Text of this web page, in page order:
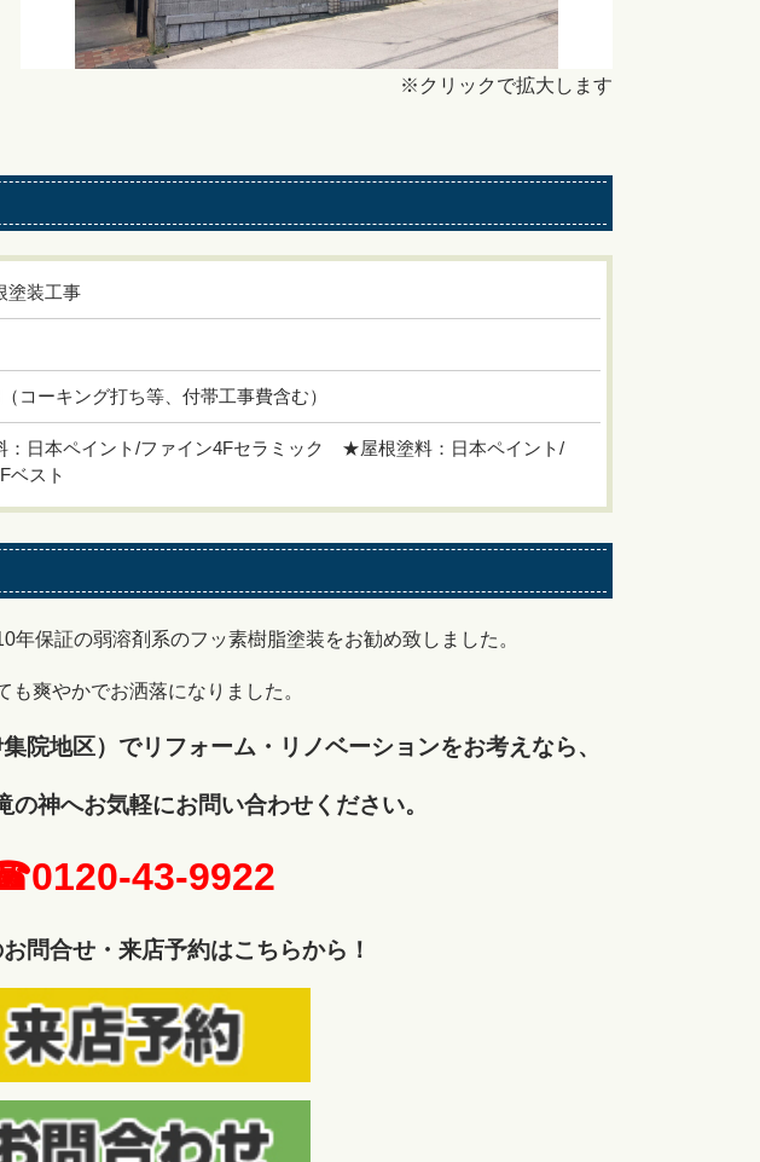
※クリックで拡大します
塗装工事
コーキング打ち等、付帯工事費含む）
：日本ペイント/ファイン4Fセラミック ★屋根塗料：日本ペイント/
ベスト
保証の弱溶剤系のフッ素樹脂塗装をお勧め致しました。
爽やかでお洒落になりました。
院地区）でリフォーム・リノベーションをお考えなら、
の神へお気軽にお問い合わせください。
43-9922
問合せ・来店予約はこちらから！